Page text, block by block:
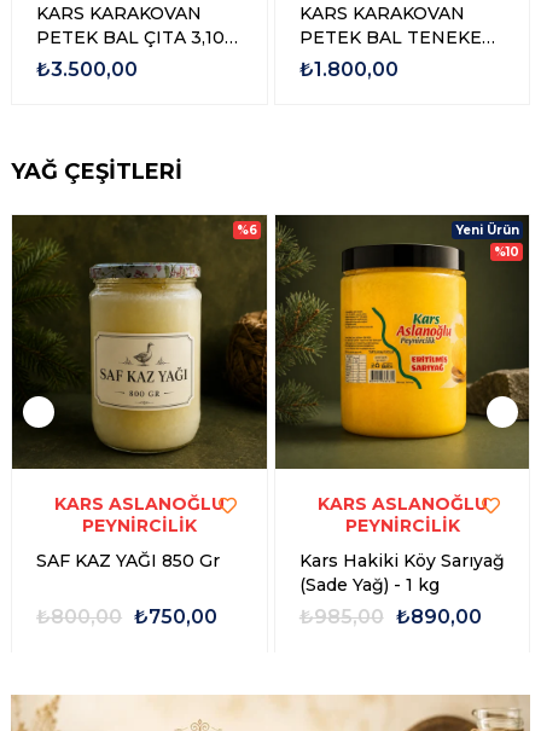
KARS KARAKOVAN
PETEK BAL ÇITA 3,100
gr - 3,500 gr
₺3.500,00
KARS KARAKOVAN
PETEK BAL TENEKE
1,500 GR - 1,750 GR
₺1.800,00
YAĞ ÇEŞİTLERİ
KARS ASLANOĞLU
PEYNİRCİLİK
SAF KAZ YAĞI 850 Gr
₺750,00
₺800,00
%6
KARS ASLANOĞLU
PEYNİRCİLİK
Kars Hakiki Köy Sarıyağ
(Sade Yağ) - 1 kg
₺890,00
₺985,00
Yeni Ürün
%10